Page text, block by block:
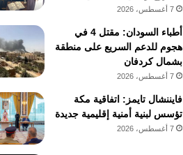
7 أغسطس، 2026
أطباء السودان: مقتل 4 في
هجوم للدعم السريع على منطقة
بشمال كردفان
7 أغسطس، 2026
فايننشال تايمز: اتفاقية مكة
تؤسس لبنية أمنية إقليمية جديدة
7 أغسطس، 2026